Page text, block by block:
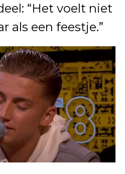
“Het voelt niet
als een feestje.”